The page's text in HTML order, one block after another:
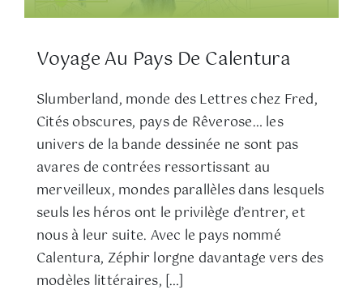
Voyage Au Pays De Calentura
Slumberland, monde des Lettres chez Fred,
Cités obscures, pays de Rêverose… les
univers de la bande dessinée ne sont pas
avares de contrées ressortissant au
merveilleux, mondes parallèles dans lesquels
seuls les héros ont le privilège d’entrer, et
nous à leur suite. Avec le pays nommé
Calentura, Zéphir lorgne davantage vers des
modèles littéraires, […]